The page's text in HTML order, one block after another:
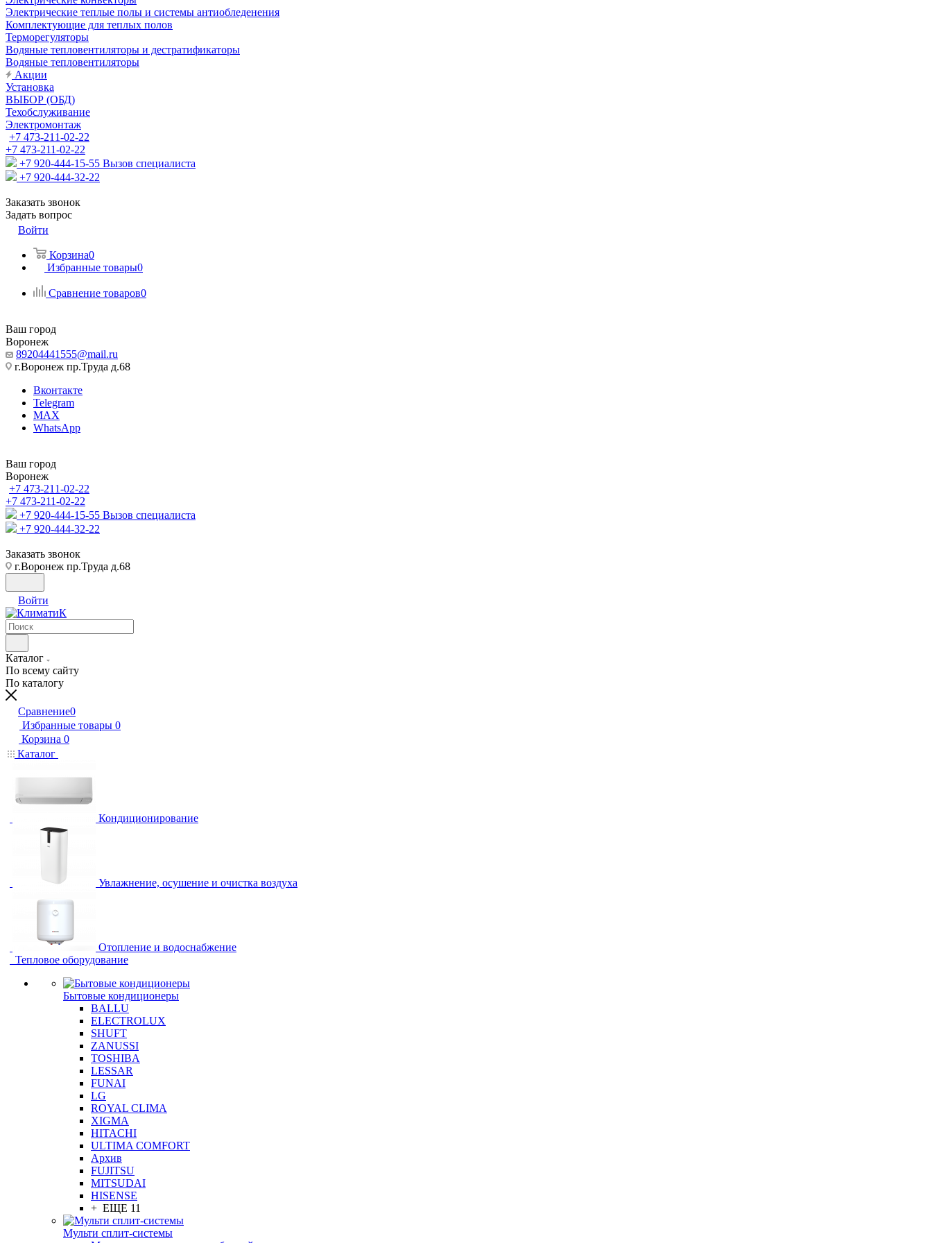
Электрические теплые полы и системы антиобледенения
Комплектующие для теплых полов
Терморегуляторы
Водяные тепловентиляторы и дестратификаторы
Водяные тепловентиляторы
Акции
Установка
ВЫБОР (ОБД)
Техобслуживание
Электромонтаж
+7 473-211-02-22
+7 473-211-02-22
+7 920-444-15-55 Вызов специалиста
+7 920-444-32-22
Заказать звонок
Задать вопрос
Войти
Корзина0
Избранные товары0
Сравнение товаров0
Ваш город
Воронеж
89204441555@mail.ru
г.Воронеж пр.Труда д.68
Вконтакте
Telegram
MAX
WhatsApp
Ваш город
Воронеж
+7 473-211-02-22
+7 473-211-02-22
+7 920-444-15-55 Вызов специалиста
+7 920-444-32-22
Заказать звонок
г.Воронеж пр.Труда д.68
Войти
Каталог
По всему сайту
По каталогу
Сравнение0
Избранные товары 0
Корзина 0
Каталог
Кондиционирование
Увлажнение, осушение и очистка воздуха
Отопление и водоснабжение
Тепловое оборудование
Бытовые кондиционеры
BALLU
ELECTROLUX
SHUFT
ZANUSSI
TOSHIBA
LESSAR
FUNAI
LG
ROYAL CLIMA
XIGMA
HITACHI
ULTIMA COMFORT
Архив
FUJITSU
MITSUDAI
HISENSE
+ ЕЩЕ 11
Мульти сплит-системы